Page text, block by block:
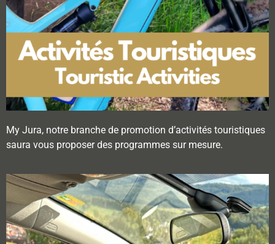
My Jura, notre branche de promotion d’activités touristiques
saura vous proposer des programmes sur mesure.